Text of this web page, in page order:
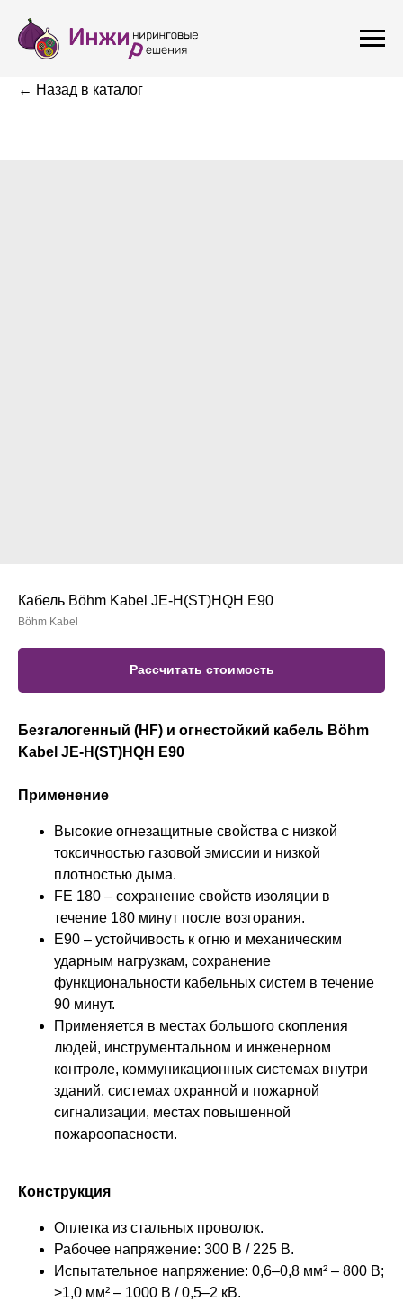
← Назад в каталог
Кабель Böhm Kabel JE-H(ST)HQH E90
Böhm Kabel
Рассчитать стоимость
Безгалогенный (HF) и огнестойкий кабель Böhm
Kabel JE-H(ST)HQH E90
Применение
Высокие огнезащитные свойства с низкой
токсичностью газовой эмиссии и низкой
плотностью дыма.
FE 180 – сохранение свойств изоляции в
течение 180 минут после возгорания.
E90 – устойчивость к огню и механическим
ударным нагрузкам, сохранение
функциональности кабельных систем в течение
90 минут.
Применяется в местах большого скопления
людей, инструментальном и инженерном
контроле, коммуникационных системах внутри
зданий, системах охранной и пожарной
сигнализации, местах повышенной
пожароопасности.
Конструкция
Оплетка из стальных проволок.
Рабочее напряжение: 300 В / 225 В.
Испытательное напряжение: 0,6–0,8 мм² – 800 В;
>1,0 мм² – 1000 В / 0,5–2 кВ.